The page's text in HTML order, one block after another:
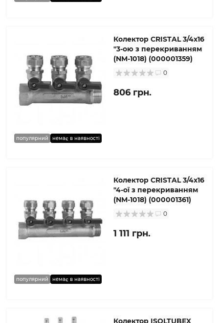
популярний немає в наявності
Колектор CRISTAL 3/4х16
″3-ою з перекриванням
(NM-1018) (000001359)
0
806 грн.
популярний немає в наявності
Колектор CRISTAL 3/4х16
″4-ої з перекриванням
(NM-1018) (000001361)
0
1 111 грн.
Колектор ISOLTUBEX